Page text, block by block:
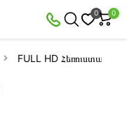
0 0
FULL HD